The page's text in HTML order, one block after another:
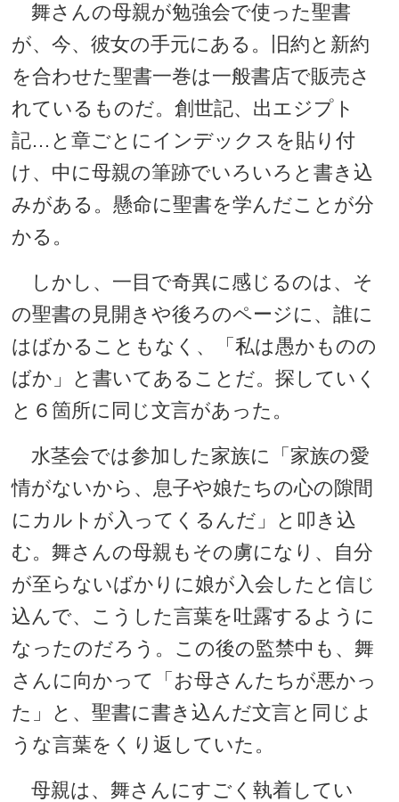
舞さんの母親が勉強会で使った聖書
が、今、彼女の手元にある。旧約と新約
を合わせた聖書一巻は一般書店で販売さ
れているものだ。創世記、出エジプト
記…と章ごとにインデックスを貼り付
け、中に母親の筆跡でいろいろと書き込
みがある。懸命に聖書を学んだことが分
かる。
しかし、一目で奇異に感じるのは、そ
の聖書の見開きや後ろのページに、誰に
はばかることもなく、「私は愚かものの
ばか」と書いてあることだ。探していく
と６箇所に同じ文言があった。
水茎会では参加した家族に「家族の愛
情がないから、息子や娘たちの心の隙間
にカルトが入ってくるんだ」と叩き込
む。舞さんの母親もその虜になり、自分
が至らないばかりに娘が入会したと信じ
込んで、こうした言葉を吐露するように
なったのだろう。この後の監禁中も、舞
さんに向かって「お母さんたちが悪かっ
た」と、聖書に書き込んだ文言と同じよ
うな言葉をくり返していた。
母親は、舞さんにすごく執着してい